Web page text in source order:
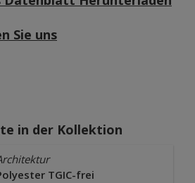
Sie uns
in der Kollektion
TGIC-frei